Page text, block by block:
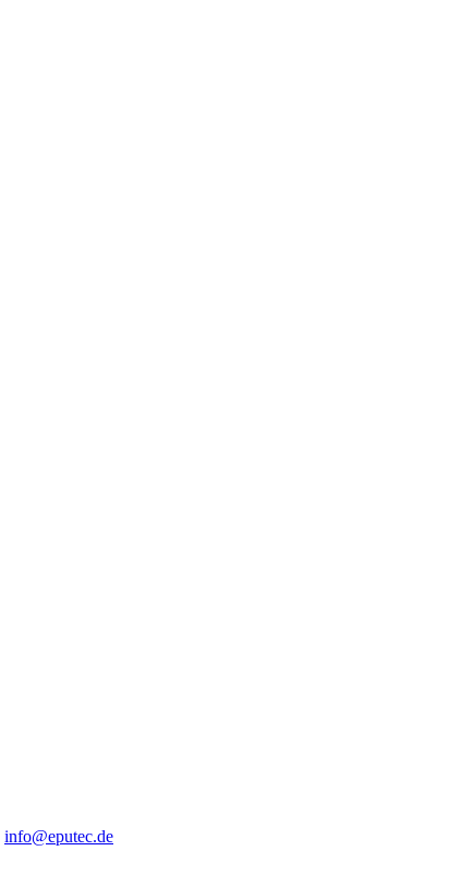
info@eputec.de